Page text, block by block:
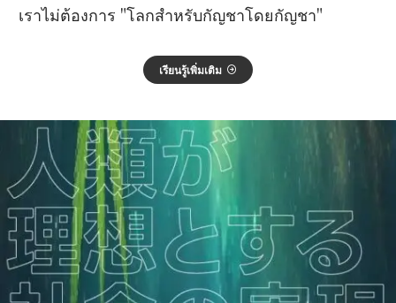
เราไม่ต้องการ "โลกสำหรับกัญชาโดยกัญชา"
เรียนรู้เพิ่มเติม